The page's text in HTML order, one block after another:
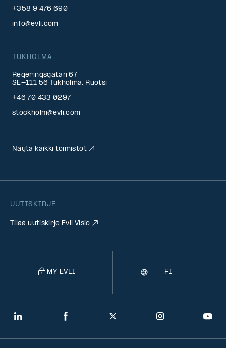
UUTISKIRJE
Tilaa uutiskirje Evli Visio
+358 9 476 690
info@evli.com
TUKHOLMA
Regeringsgatan 67
SE-111 56 Tukholma, Ruotsi
+46 70 433 0297
stockholm@evli.com
Näytä kaikki toimistot
LinkedIn Facebook Twitter Instagram
MY EVLI
Selecting
Kieli